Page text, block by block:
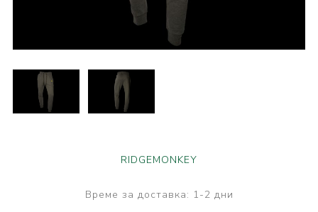
RIDGEMONKEY
Време за доставка: 1-2 дни